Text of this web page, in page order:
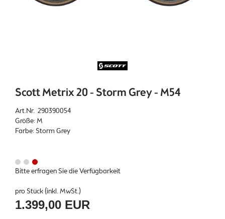
Scott Metrix 20 - Storm Grey - M54
Art.Nr. 290390054
Größe: M
Farbe: Storm Grey
Bitte erfragen Sie die Verfügbarkeit
pro Stück (inkl. MwSt.)
1.399,00 EUR